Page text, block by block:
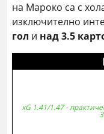
на Мароко са с
изключително
гол и над 3.5
xG 1.41/1.47 -